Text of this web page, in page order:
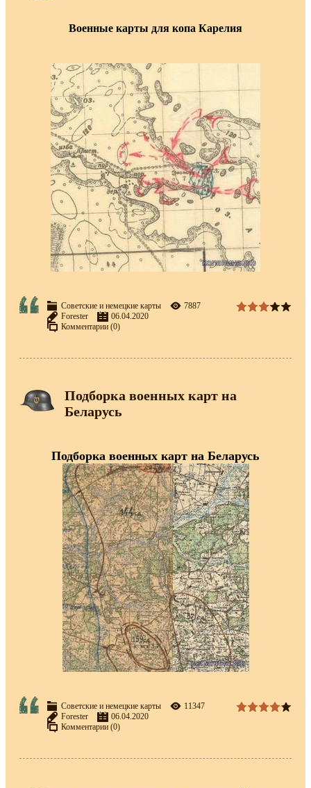
Военные карты для копа Карелия
Советские и немецкие карты
7887
Forester
06.04.2020
Комментарии (0)
Подборка военных карт на
Беларусь
Подборка военных карт на Беларусь
Советские и немецкие карты
11347
Forester
06.04.2020
Комментарии (0)